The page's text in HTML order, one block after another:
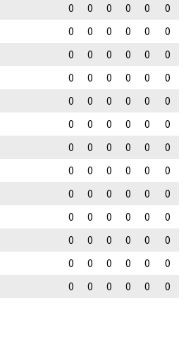
0 0 0 0 0
0
0 0 0 0 0
0
0 0 0 0 0
0
0 0 0 0 0
0
0 0 0 0 0
0
0 0 0 0 0
0
0 0 0 0 0
0
0 0 0 0 0
0
0 0 0 0 0
0
0 0 0 0 0
0
0 0 0 0 0
0
0 0 0 0 0
0
0 0 0 0 0 0